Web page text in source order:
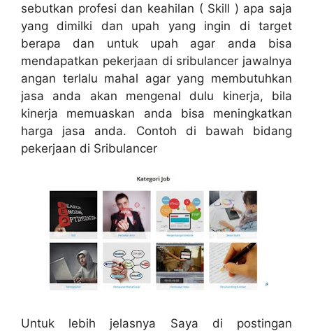
sebutkan profesi dan keahilan ( Skill ) apa saja
yang dimilki dan upah yang ingin di target
berapa dan untuk upah agar anda bisa
mendapatkan pekerjaan di sribulancer jawalnya
angan terlalu mahal agar yang membutuhkan
jasa anda akan mengenal dulu kinerja, bila
kinerja memuaskan anda bisa meningkatkan
harga jasa anda. Contoh di bawah bidang
pekerjaan di Sribulancer
Untuk lebih jelasnya Saya di postingan